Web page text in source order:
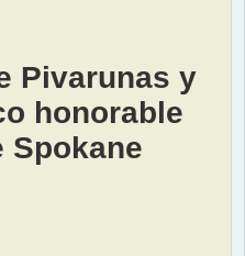
Pivarunas y
honorable
Spokane